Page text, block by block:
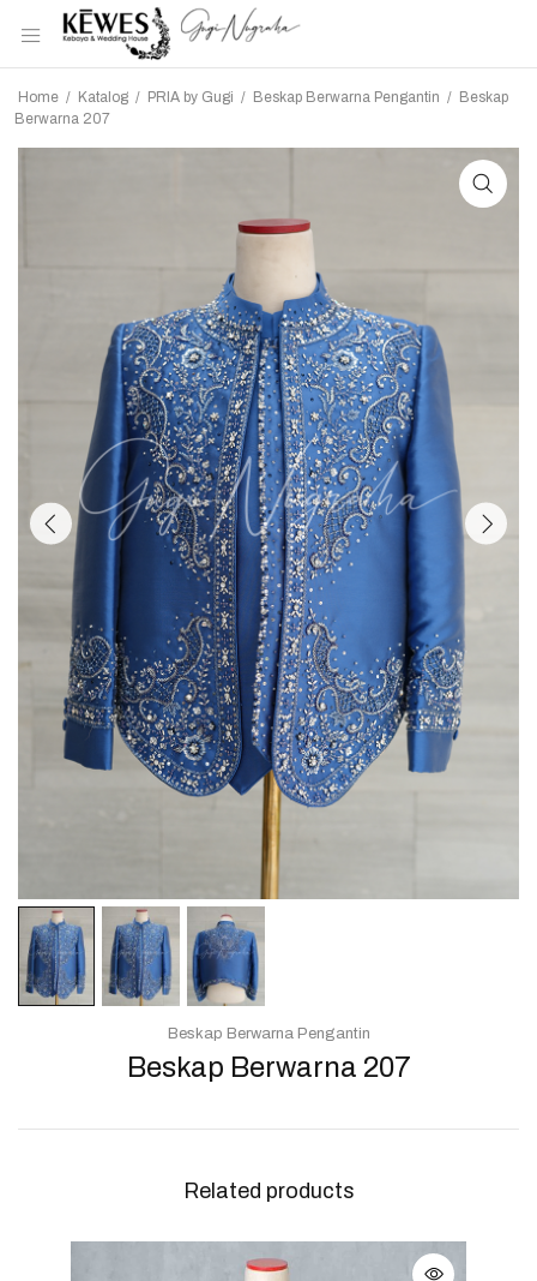
Home / Katalog / PRIA by Gugi / Beskap Berwarna Pengantin / Beskap
Berwarna 207
Beskap Berwarna 207
Beskap Berwarna Pengantin
Related products